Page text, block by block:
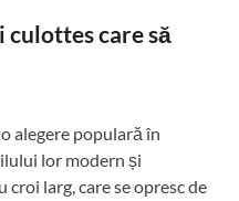
culottes care să
alegere populară în
lor modern și
larg, care se opresc de